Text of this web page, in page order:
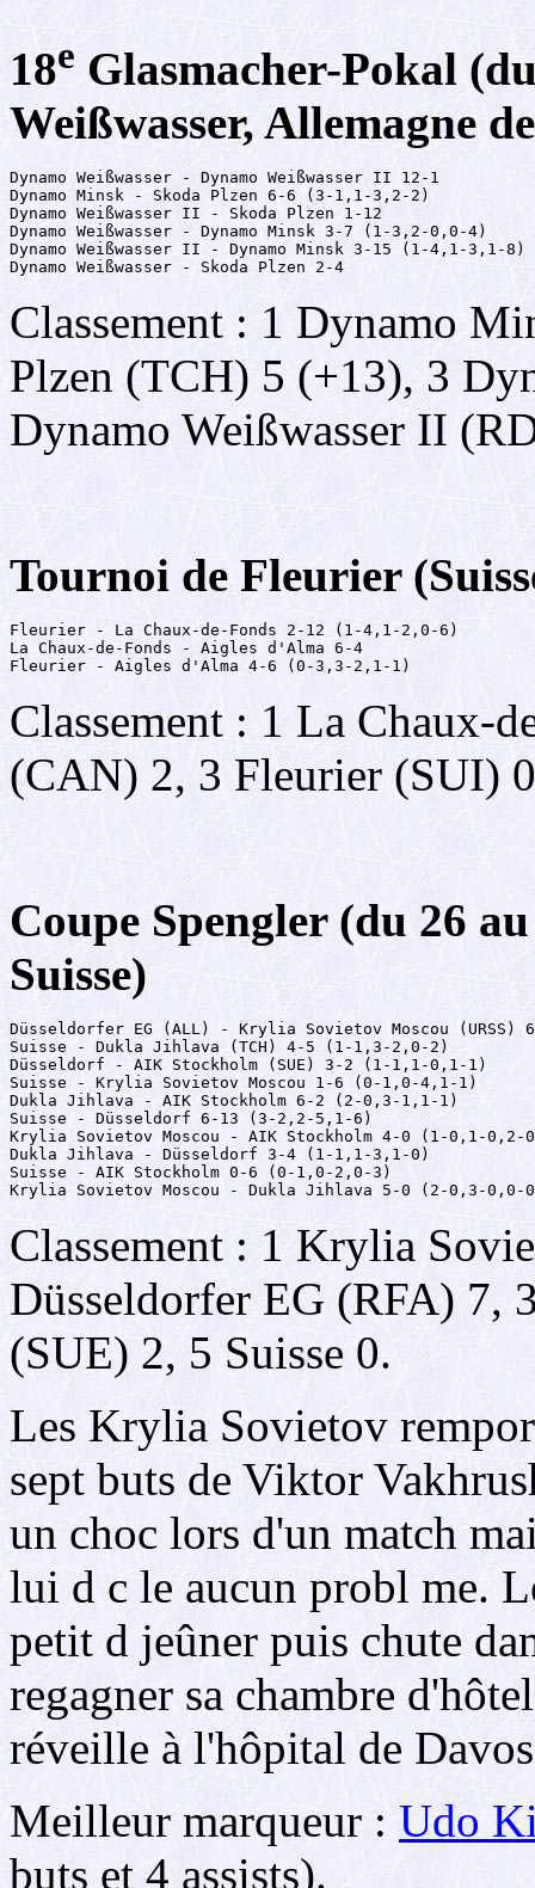
18e Glasmacher-Pokal
Weißwasser, Allemagne
Dynamo Weißwasser - Dynamo Weißwasser II 12-1
Dynamo Minsk - Skoda Plzen 6-6 (3-1,1-3,2-2)
Dynamo Weißwasser II - Skoda Plzen 1-12
Dynamo Weißwasser - Dynamo Minsk 3-7 (1-3,2-0,0-4)
Dynamo Weißwasser II - Dynamo Minsk 3-15 (1-4,1-3,1-8)
Dynamo Weißwasser - Skoda Plzen 2-4
Classement : 1 Dynamo
Plzen (TCH) 5 (+13), 3
Dynamo Weißwasser II
Tournoi de Fleurier
Fleurier - La Chaux-de-Fonds 2-12 (1-4,1-2,0-6)
La Chaux-de-Fonds - Aigles d'Alma 6-4
Fleurier - Aigles d'Alma 4-6 (0-3,3-2,1-1)
Classement : 1 La Chaux-
(CAN) 2, 3 Fleurier (SUI)
Coupe Spengler (du 26
Suisse)
Düsseldorfer EG (ALL) - Krylia Sovietov Moscou
Suisse - Dukla Jihlava (TCH) 4-5 (1-1,3-2,0-2)
Düsseldorf - AIK Stockholm (SUE) 3-2 (1-1,1-0,1-1)
Suisse - Krylia Sovietov Moscou 1-6 (0-1,0-4,1-1)
Dukla Jihlava - AIK Stockholm 6-2 (2-0,3-1,1-1)
Suisse - Düsseldorf 6-13 (3-2,2-5,1-6)
Krylia Sovietov Moscou - AIK Stockholm 4-0 (1-0,1-0,2-
Dukla Jihlava - Düsseldorf 3-4 (1-1,1-3,1-0)
Suisse - AIK Stockholm 0-6 (0-1,0-2,0-3)
Krylia Sovietov Moscou - Dukla Jihlava 5-0 (2-0,3-0,0-
Classement : 1 Krylia
Düsseldorfer EG (RFA) 7,
(SUE) 2, 5 Suisse 0.
Les Krylia Sovietov
sept buts de Viktor
un choc lors d'un match
lui d c le aucun probl me.
petit d jeûner puis chute
regagner sa chambre
réveille à l'hôpital de
Meilleur marqueur : Udo
buts et 4 assists).